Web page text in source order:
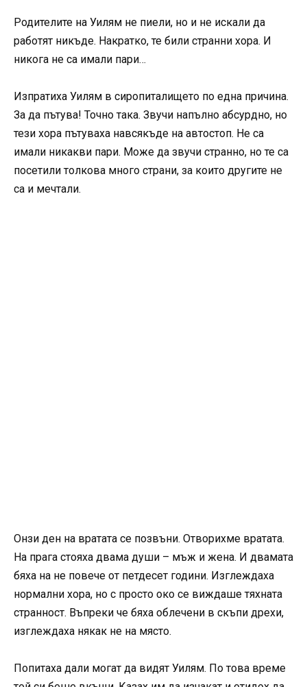
Родителите на Уилям не пиели, но и не искали да
работят никъде. Накратко, те били странни хора. И
никога не са имали пари…
Изпратиха Уилям в сиропиталището по една причина.
За да пътува! Точно така. Звучи напълно абсурдно, но
тези хора пътуваха навсякъде на автостоп. Не са
имали никакви пари. Може да звучи странно, но те са
посетили толкова много страни, за които другите не
са и мечтали.
Онзи ден на вратата се позвъни. Отворихме вратата.
На прага стояха двама души – мъж и жена. И двамата
бяха на не повече от петдесет години. Изглеждаха
нормални хора, но с просто око се виждаше тяхната
странност. Въпреки че бяха облечени в скъпи дрехи,
изглеждаха някак не на място.
Попитаха дали могат да видят Уилям. По това време